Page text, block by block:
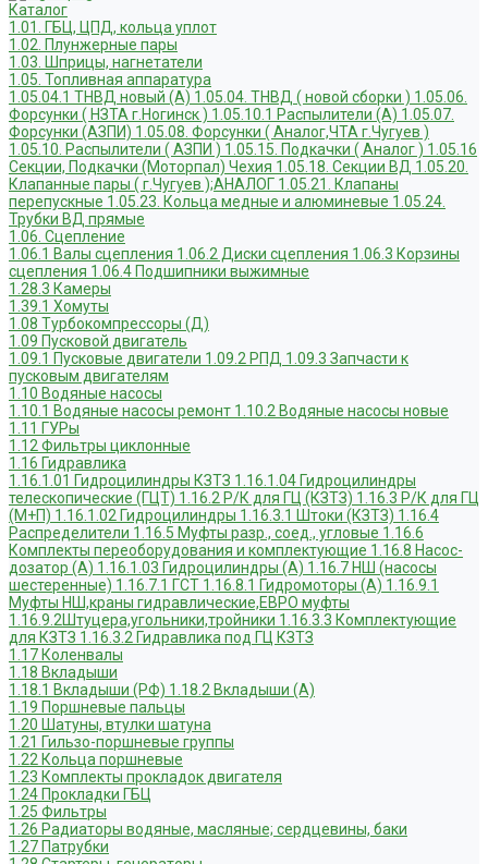
Каталог
1.01. ГБЦ, ЦПД, кольца уплот
1.02. Плунжерные пары
1.03. Шприцы, нагнетатели
1.05. Топливная аппаратура
1.05.04.1 ТНВД новый (А) 1.05.04. ТНВД ( новой сборки ) 1.05.06.
Форсунки ( НЗТА г.Ногинск ) 1.05.10.1 Распылители (А) 1.05.07.
Форсунки (АЗПИ) 1.05.08. Форсунки ( Аналог,ЧТА г.Чугуев )
1.05.10. Распылители ( АЗПИ ) 1.05.15. Подкачки ( Аналог ) 1.05.16
Секции, Подкачки (Моторпал) Чехия 1.05.18. Секции ВД 1.05.20.
Клапанные пары ( г.Чугуев );АНАЛОГ 1.05.21. Клапаны
перепускные 1.05.23. Кольца медные и алюминевые 1.05.24.
Трубки ВД прямые
1.06. Сцепление
1.06.1 Валы сцепления 1.06.2 Диски сцепления 1.06.3 Корзины
сцепления 1.06.4 Подшипники выжимные
1.28.3 Камеры
1.39.1 Хомуты
1.08 Турбокомпрессоры (Д)
1.09 Пусковой двигатель
1.09.1 Пусковые двигатели 1.09.2 РПД 1.09.3 Запчасти к
пусковым двигателям
1.10 Водяные насосы
1.10.1 Водяные насосы ремонт 1.10.2 Водяные насосы новые
1.11 ГУРы
1.12 Фильтры циклонные
1.16 Гидравлика
1.16.1.01 Гидроцилиндры КЗТЗ 1.16.1.04 Гидроцилиндры
телескопические (ГЦТ) 1.16.2 Р/К для ГЦ (КЗТЗ) 1.16.3 Р/К для ГЦ
(М+П) 1.16.1.02 Гидроцилиндры 1.16.3.1 Штоки (КЗТЗ) 1.16.4
Распределители 1.16.5 Муфты разр., соед., угловые 1.16.6
Комплекты переоборудования и комплектующие 1.16.8 Насос-
дозатор (А) 1.16.1.03 Гидроцилиндры (А) 1.16.7 НШ (насосы
шестеренные) 1.16.7.1 ГСТ 1.16.8.1 Гидромоторы (А) 1.16.9.1
Муфты НШ,краны гидравлические,ЕВРО муфты
1.16.9.2Штуцера,угольники,тройники 1.16.3.3 Комплектующие
для КЗТЗ 1.16.3.2 Гидравлика под ГЦ КЗТЗ
1.17 Коленвалы
1.18 Вкладыши
1.18.1 Вкладыши (РФ) 1.18.2 Вкладыши (А)
1.19 Поршневые пальцы
1.20 Шатуны, втулки шатуна
1.21 Гильзо-поршневые группы
1.22 Кольца поршневые
1.23 Комплекты прокладок двигателя
1.24 Прокладки ГБЦ
1.25 Фильтры
1.26 Радиаторы водяные, масляные; сердцевины, баки
1.27 Патрубки